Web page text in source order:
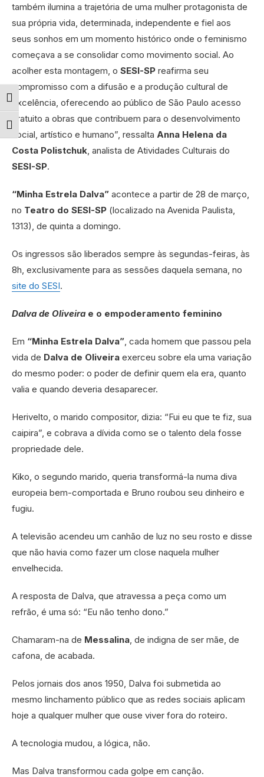
Alternar alto contraste
Alternar tamanho da fonte
também ilumina a trajetória de uma mulher protagonista de
sua própria vida, determinada, independente e fiel aos
seus sonhos em um momento histórico onde o feminismo
começava a se consolidar como movimento social. Ao
acolher esta montagem, o SESI-SP reafirma seu
compromisso com a difusão e a produção cultural de
excelência, oferecendo ao público de São Paulo acesso
gratuito a obras que contribuem para o desenvolvimento
social, artístico e humano”, ressalta Anna Helena da
Costa Polistchuk , analista de Atividades Culturais do
SESI-SP.
“Minha Estrela Dalva” acontece a partir de 28 de março,
no Teatro do SESI-SP (localizado na Avenida Paulista,
1313), de quinta a domingo.
Os ingressos são liberados sempre às segundas-feiras, às
8h, exclusivamente para as sessões daquela semana, no
site do SESI.
Dalva de Oliveira e o empoderamento feminino
Em “Minha Estrela Dalva” , cada homem que passou pela
vida de Dalva de Oliveira exerceu sobre ela uma variação
do mesmo poder: o poder de definir quem ela era, quanto
valia e quando deveria desaparecer.
Herivelto, o marido compositor, dizia: “Fui eu que te fiz, sua
caipira”, e cobrava a dívida como se o talento dela fosse
propriedade dele.
Kiko, o segundo marido, queria transformá-la numa diva
europeia bem-comportada e Bruno roubou seu dinheiro e
fugiu.
A televisão acendeu um canhão de luz no seu rosto e disse
que não havia como fazer um close naquela mulher
envelhecida.
A resposta de Dalva, que atravessa a peça como um
refrão, é uma só: “Eu não tenho dono.”
Chamaram-na de Messalina , de indigna de ser mãe, de
cafona, de acabada.
Pelos jornais dos anos 1950, Dalva foi submetida ao
mesmo linchamento público que as redes sociais aplicam
hoje a qualquer mulher que ouse viver fora do roteiro.
A tecnologia mudou, a lógica, não.
Mas Dalva transformou cada golpe em canção.